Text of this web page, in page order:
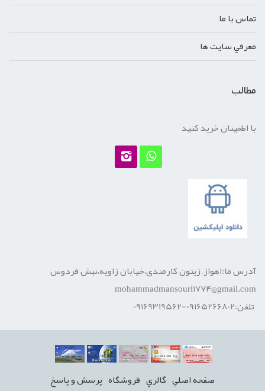
تماس با ما
معرفي سايت ها
مطالب
با اطمینان خرید کنید
آدرس ما:اهواز, زیتون کارمندی،خیابان زاویه،نبش فردوس
mohammadmansouri1774@gmail.com
تلفن:09165266802-09169319562
صفحه اصلي گالري فروشگاه پرسش و پاسخ